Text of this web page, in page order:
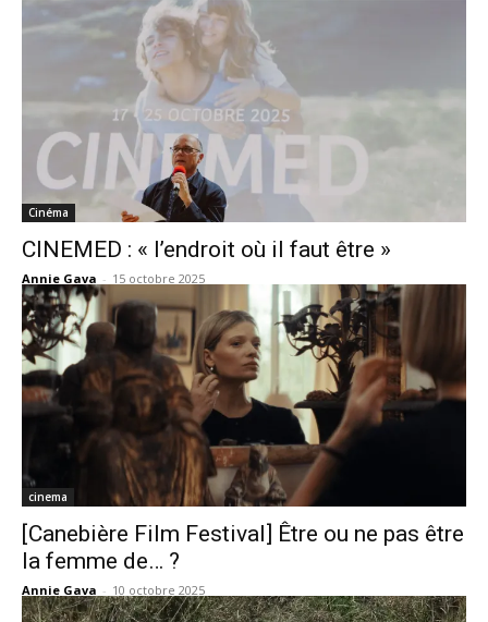
Cinéma
CINEMED : « l’endroit où il faut être »
Annie Gava - 15 octobre 2025
cinema
[Canebière Film Festival] Être ou ne pas être
la femme de… ?
Annie Gava - 10 octobre 2025